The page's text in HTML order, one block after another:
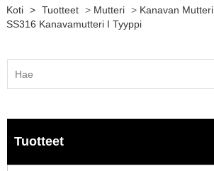
Koti > Tuotteet > Mutteri > Kanavan Mutteri
SS316 Kanavamutteri I Tyyppi
Tuotteet